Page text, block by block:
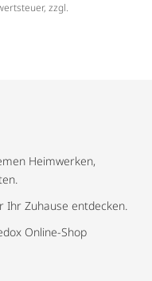
zzgl.
Heimwerken,
Ihr Zuhause entdecken.
Online-Shop